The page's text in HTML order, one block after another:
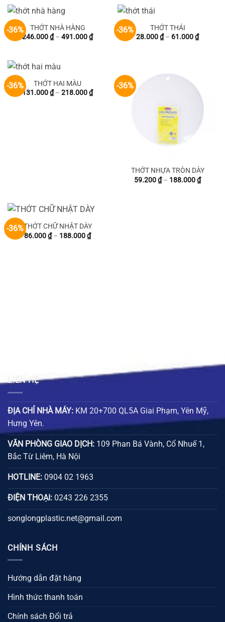
196.000 ₫.
-36%
THỚT NHÀ HÀNG
246.000₫ – 491.000₫Khoảng
giá:
-36%
THỚT THÁI
28.000₫ – 61.000₫Khoảng
giá:
-36%
THỚT HAI MÀU
131.000₫ – 218.000₫Khoảng
giá:
-36%
THỚT NHỰA TRÒN DÀY
59.200₫ – 188.000₫Khoảng
giá:
-36%THỚT CHỮ NHẬT DÀY
86.000₫ – 188.000₫Khoảng
giá:
LIÊN HỆ
ĐỊA CHỈ NHÀ MÁY: KM 20+700 QL5A Giai Phạm, Yên Mỹ,
Hưng Yên.
VĂN PHÒNG GIAO DỊCH: 109 Phan Bá Vành, Cổ Nhuế 1,
Bắc Từ Liêm, Hà Nội
HOTLINE: 0904 02 1963
ĐIỆN THOẠI: 0243 226 2355
songlongplastic.net@gmail.com
CHÍNH SÁCH
Hướng dẫn đặt hàng
Hình thức thanh toán
Chính sách Đổi trả